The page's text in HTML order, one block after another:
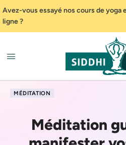
Avez-vous essayé nos cours de yoga
ligne ?
MÉDITATION
Méditation